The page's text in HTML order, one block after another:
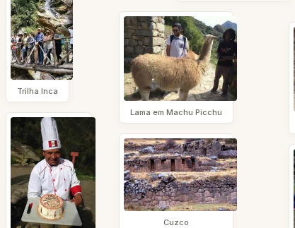
Trilha Inca
Lama em Machu Picchu
Cuzco